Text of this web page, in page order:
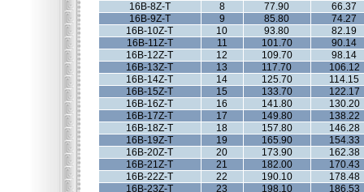
16B-8Z-T 8 77.90
66.37
16B-9Z-T
9 85.80
74.27
16B-10Z-T
10 93.80
82.19
16B-11Z-T
11 101.70
90.14
16B-12Z-T
12 109.70
98.14
16B-13Z-T
13 117.70
106.12
16B-14Z-T
14 125.70
114.15
16B-15Z-T
15 133.70
122.17
16B-16Z-T
16 141.80
130.20
16B-17Z-T
17 149.80
138.22
16B-18Z-T
18 157.80
146.28
16B-19Z-T
19 165.90
154.33
16B-20Z-T
20 173.90
162.38
16B-21Z-T
21 182.00
170.43
16B-22Z-T
22 190.10
178.48
16B-23Z-T
23 198.10
186.53